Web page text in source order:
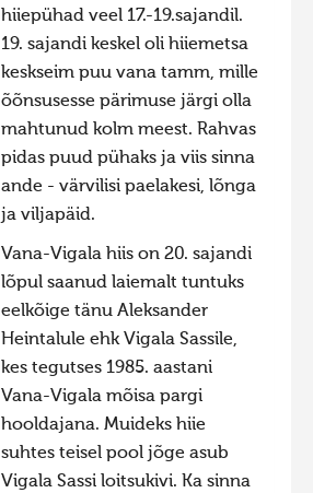
hiiepühad veel 17.-19.sajandil.
19. sajandi keskel oli hiiemetsa
keskseim puu vana tamm, mille
õõnsusesse pärimuse järgi olla
mahtunud kolm meest. Rahvas
pidas puud pühaks ja viis sinna
ande - värvilisi paelakesi, lõnga
ja viljapäid.
Vana-Vigala hiis on 20. sajandi
lõpul saanud laiemalt tuntuks
eelkõige tänu Aleksander
Heintalule ehk Vigala Sassile,
kes tegutses 1985. aastani
Vana-Vigala mõisa pargi
hooldajana. Muideks hiie
suhtes teisel pool jõge asub
Vigala Sassi loitsukivi. Ka sinna